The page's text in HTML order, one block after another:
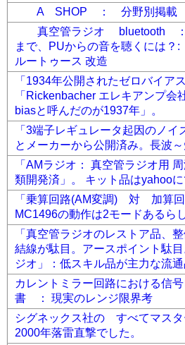
A SHOP ： 分野別掲載
真空管ラジオ bluetooth ：
まで、PUからの音を聴くに
ルートゥース 改造
「1934年公開されたゼロバイア
「Rickenbacher エレキアンプ会
biasと呼んだのが1937年」。
「3端子レギュレータ起因のノイ
とメーカーから公開済み。長波～
「AMラジオ： 真空管ラジオ用
類開発済」。 キット品はyahooに
「乗算回路(AM変調) 対 加算回
MC1496の動作は2モードあるらし
「真空管ラジオのレストア品、
結線が駄目。アースポイント駄
ジオ」：低スキル品が主力な流通
カレントミラー回路における信
書 ： 現実のレンジ限界考
シグネックス社の すべてマスタ
2000年落雷直撃でした。